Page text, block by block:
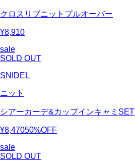
クロスリブニットプルオーバー
¥8,910
sale
SOLD OUT
SNIDEL
ニット
シアーカーデ&カップインキャミSET
¥8,47050%OFF
sale
SOLD OUT